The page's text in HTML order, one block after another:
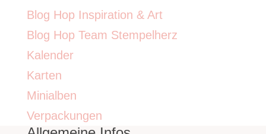
Blog Hop Inspiration & Art
Blog Hop Team Stempelherz
Kalender
Karten
Minialben
Verpackungen